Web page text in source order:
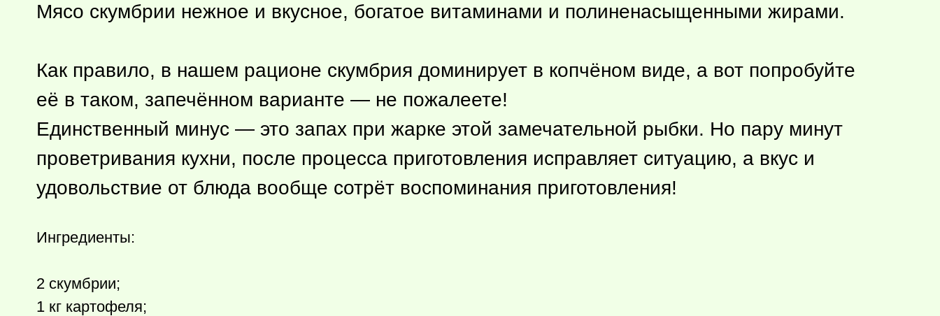
Мясо скумбрии нежное и вкусное, богатое витаминами и полиненасыщенными жирами.
Как правило, в нашем рационе скумбрия доминирует в копчёном виде, а вот попробуйте
её в таком, запечённом варианте — не пожалеете!
Единственный минус — это запах при жарке этой замечательной рыбки. Но пару минут
проветривания кухни, после процесса приготовления исправляет ситуацию, а вкус и
удовольствие от блюда вообще сотрёт воспоминания приготовления!
Ингредиенты:
2 скумбрии;
1 кг картофеля;